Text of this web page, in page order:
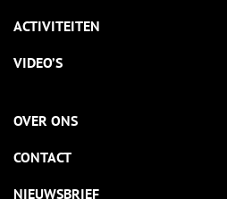
ACTIVITEITEN
VIDEO’S
OVER ONS
CONTACT
NIEUWSBRIEF